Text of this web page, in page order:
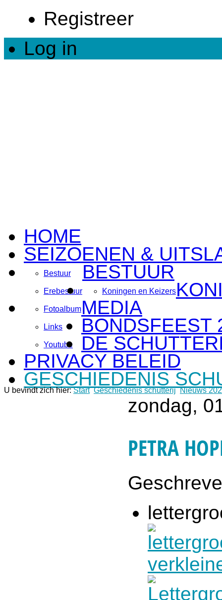
Registreer
Log in
HOME
SEIZOENEN &
BESTUUR
Bestuur
Erebestuur Koningen en Keizers
MEDIA
Fotoalbum
Links
Youtube
BONDSFEEST
DE
PRIVACY BELEID
GESCHIEDENIS
U bevindt zich hier:Start Geschiedenis schutterij Nieuws
zondag,
PETRA